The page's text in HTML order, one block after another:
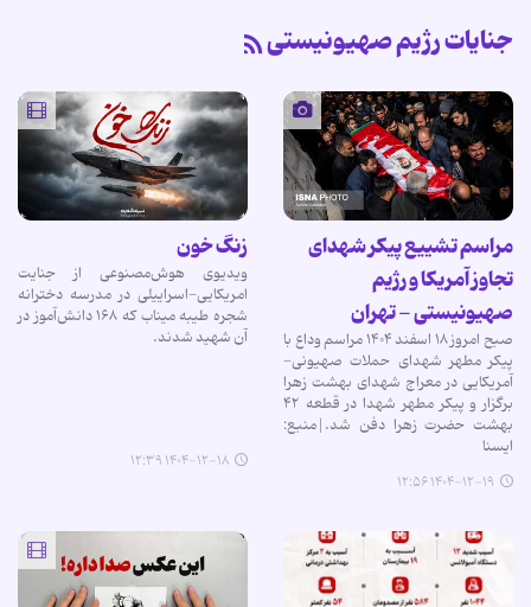
جنایات رژیم صهیونیستی
مراسم تشییع پیکر شهدای
تجاوز آمریکا و رژیم
صهیونیستی - تهران
صبح امروز ۱۸ اسفند ۱۴۰۴ مراسم وداع با
پیکر مطهر شهدای حملات صهیونی-
آمریکایی در معراج شهدای بهشت زهرا
برگزار و پیکر مطهر شهدا در قطعه ۴۲
بهشت حضرت زهرا دفن شد.|منبع:
ایسنا
۱۴۰۴-۱۲-۱۹ ۱۲:۵۶
زنگ خون
ویدیوی هوش‌مصنوعی از جنایت
امریکایی-اسراییلی در مدرسه دخترانه
شجره طیبه میناب که ۱۶۸ دانش‌آموز در
آن شهید شدند.
۱۴۰۴-۱۲-۱۸ ۱۲:۳۹